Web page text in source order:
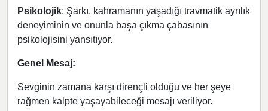
Psikolojik: Şarkı, kahramanın yaşadığı travmatik ayrılık
deneyiminin ve onunla başa çıkma çabasının
psikolojisini yansıtıyor.
Genel Mesaj:
Sevginin zamana karşı dirençli olduğu ve her şeye
rağmen kalpte yaşayabileceği mesajı veriliyor.